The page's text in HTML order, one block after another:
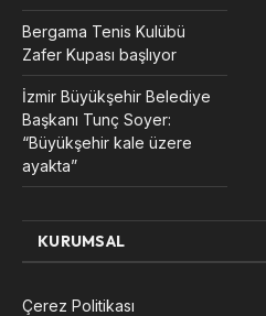
Bergama Tenis Kulübü
Zafer Kupası başlıyor
İzmir Büyükşehir Belediye
Başkanı Tunç Soyer:
“Büyükşehir kale üzere
ayakta”
KURUMSAL
Çerez Politikası